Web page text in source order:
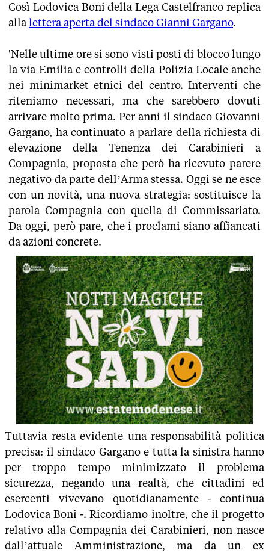
Così Lodovica Boni della Lega Castelfranco replica
allalettera aperta del sindaco Gianni Gargano.
'Nelle ultime ore si sono visti posti di blocco lungo
la via Emilia e controlli della Polizia Locale anche
nei minimarket etnici del centro. Interventi che
riteniamo necessari, ma che sarebbero dovuti
arrivare molto prima. Per anni il sindaco Giovanni
Gargano, ha continuato a parlare della richiesta di
elevazione della Tenenza dei Carabinieri a
Compagnia, proposta che però ha ricevuto parere
negativo da parte dell’Arma stessa. Oggi se ne esce
con un novità, una nuova strategia: sostituisce la
parola Compagnia con quella di Commissariato.
Da oggi, però pare, che i proclami siano affiancati
da azioni concrete.
Tuttavia resta evidente una responsabilità politica
precisa: il sindaco Gargano e tutta la sinistra hanno
per troppo tempo minimizzato il problema
sicurezza, negando una realtà, che cittadini ed
esercenti vivevano quotidianamente - continua
Lodovica Boni -. Ricordiamo inoltre, che il progetto
relativo alla Compagnia dei Carabinieri, non nasce
dall’attuale Amministrazione, ma da un ex